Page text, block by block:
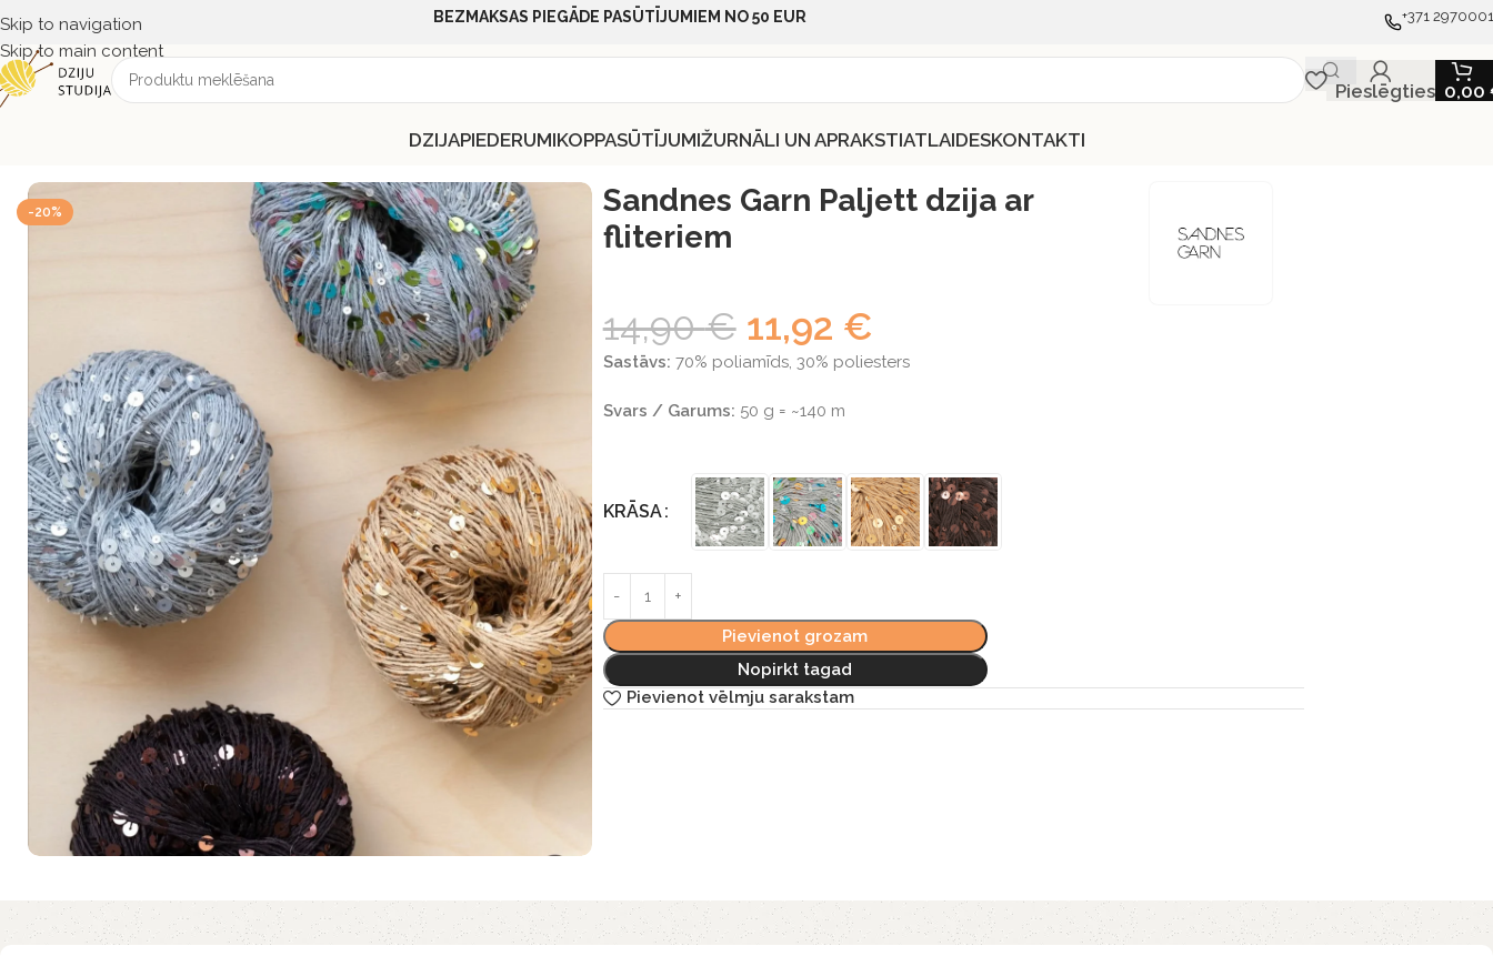
Skip to navigation
Skip to main content
BEZMAKSAS PIEGĀDE PASŪTĪJUMIEM NO 50 EUR +371
Pieslēgties 0,00
DZIJAPIEDERUMIKOPPASŪTĪJUMIŽURNĀLI UN APRAKSTIATLAIDESKONTAKTI
-20%
Sandnes Garn Paljett dzija ar
fliteriem
14,90€ 11,92 €
Sastāvs: 70% poliamīds, 30% poliesters
Svars / Garums: 50 g = ~140 m
KRĀSA
Pievienot grozam
Nopirkt tagad
Pievienot vēlmju sarakstam